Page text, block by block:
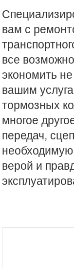
вам с
все
экономить
вашим
тормозных
многое
передач,
верой и